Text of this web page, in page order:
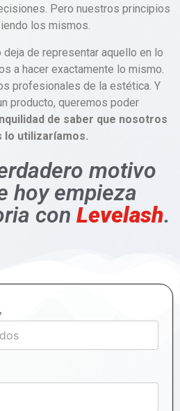
Pero nuestros principios
los mismos.
deja de representar aquello en lo
a hacer exactamente lo mismo.
profesionales de la estética. Y
producto, queremos poder
de saber que nosotros
lo utilizaríamos.
motivo
hoy empieza
con Levelash.